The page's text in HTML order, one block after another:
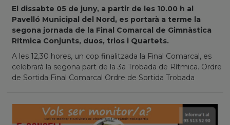
El dissabte 05 de juny, a partir de les 10.00 h al
Pavelló Municipal del Nord, es portarà a terme la
segona jornada de la Final Comarcal de Gimnàstica
Rítmica Conjunts, duos, trios i Quartets.
A les 12,30 hores, un cop finalitzada la Final Comarcal, es
celebrarà la segona part de la 3a Trobada de Rítmica. Ordre
de Sortida Final Comarcal Ordre de Sortida Trobada